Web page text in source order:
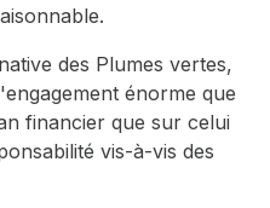
des Plumes vertes,
énorme que
financier que sur celui
vis-à-vis des